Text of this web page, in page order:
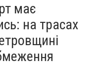
має
на трасах